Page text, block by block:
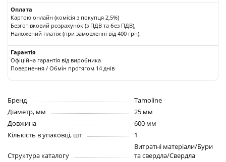
Оплата
Картою онлайн (комісія з покупця 2,5%)
Безготівковий розрахунок (з ПДВ та без ПДВ),
Наложений платіж (при замовленні від 400 грн).
Гарантія
Офіційна гарантія від виробника
Повернення / Обмін протягом 14 днів
Бренд
Tamoline
Діаметр, мм
25 мм
Довжина
600 мм
Кількість в упаковці, шт
1
Структура каталогу
Витратні матеріали/Бури
та свердла/Свердла